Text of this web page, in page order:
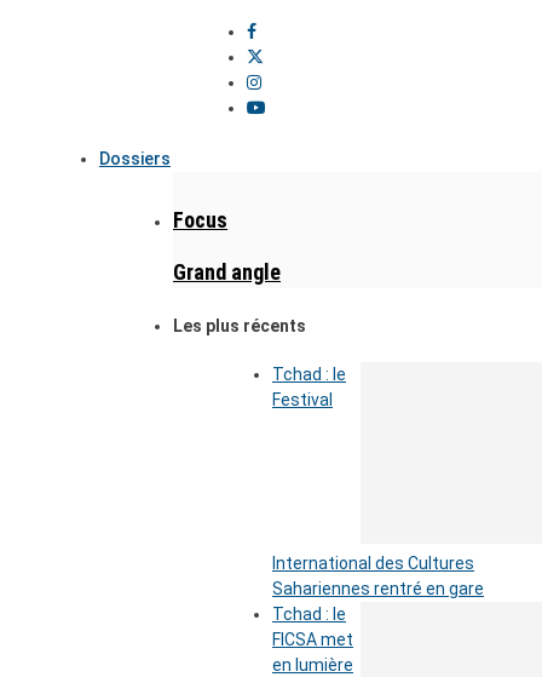
Dossiers
Focus
Grand angle
Les plus récents
Tchad : le
Festival
International des Cultures
Sahariennes rentré en gare
Tchad : le
FICSA met
en lumière